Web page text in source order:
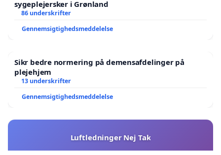
sygeplejersker i Grønland
86 underskrifter
Gennemsigtighedsmeddelelse
Sikr bedre normering på demensafdelinger på
plejehjem
13 underskrifter
Gennemsigtighedsmeddelelse
Luftledninger Nej Tak